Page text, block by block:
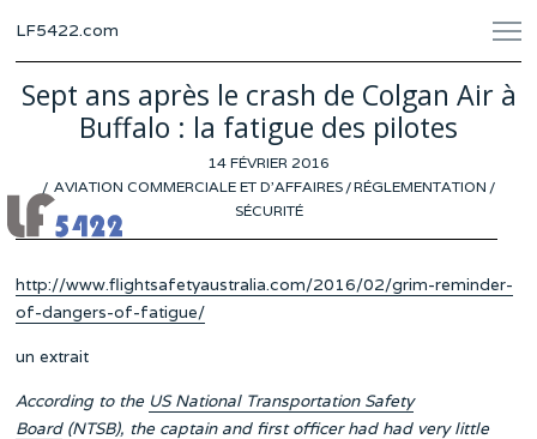
LF5422.com
Sept ans après le crash de Colgan Air à
Buffalo : la fatigue des pilotes
POSTED
ON
14 FÉVRIER 2016
AVIATION COMMERCIALE ET D'AFFAIRES /RÉGLEMENTATION /
SÉCURITÉ
http://www.flightsafetyaustralia.com/2016/02/grim-reminder-
of-dangers-of-fatigue/
un extrait
According to the US National Transportation Safety
Board (NTSB), the captain and first officer had had very little